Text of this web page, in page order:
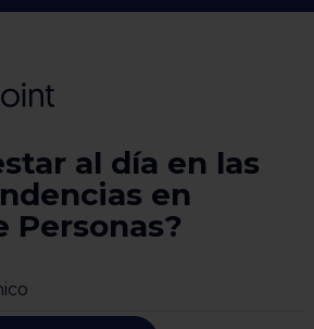
al día en las
en
Personas?